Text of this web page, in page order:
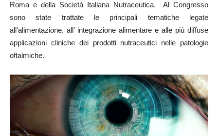
Roma e della Società Italiana Nutraceutica. Al Congresso
sono state trattate le principali tematiche legate
all’alimentazione, all’ integrazione alimentare e alle più diffuse
applicazioni cliniche dei prodotti nutraceutici nelle patologie
oftalmiche.